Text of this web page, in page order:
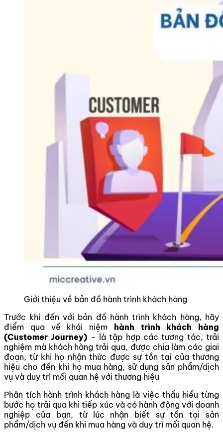
Giới thiệu về bản đồ hành trình khách hàng
Trước khi đến với bản đồ hành trình khách hàng, hãy
điểm qua về khái niệm hành trình khách hàng
(Customer Journey) – là tập hợp các tương tác, trải
nghiệm mà khách hàng trải qua, được chia làm các giai
đoạn, từ khi họ nhận thức được sự tồn tại của thương
hiệu cho đến khi họ mua hàng, sử dụng sản phẩm/dịch
vụ và duy trì mối quan hệ với thương hiệu
Phân tích hành trình khách hàng là việc thấu hiểu từng
bước họ trải qua khi tiếp xúc và có hành động với doanh
nghiệp của bạn, từ lúc nhận biết sự tồn tại sản
phẩm/dịch vụ đến khi mua hàng và duy trì mối quan hệ.